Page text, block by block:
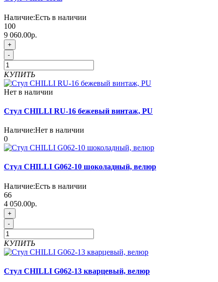
Наличие:Есть в наличии
100
9 060.00р.
+
-
КУПИТЬ
Нет в наличии
Стул CHILLI RU-16 бежевый винтаж, PU
Наличие:Нет в наличии
0
Стул CHILLI G062-10 шоколадный, велюр
Наличие:Есть в наличии
66
4 050.00р.
+
-
КУПИТЬ
Стул CHILLI G062-13 кварцевый, велюр